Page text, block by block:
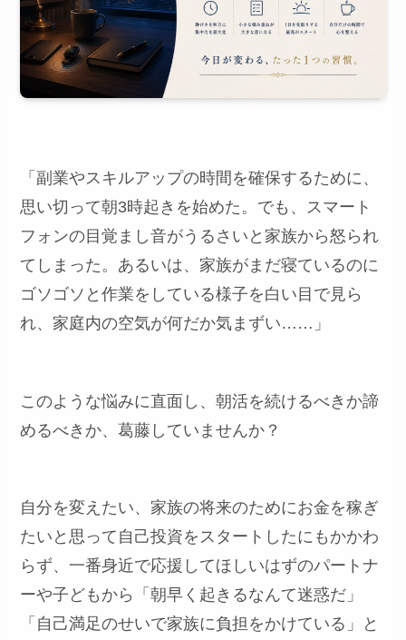
「副業やスキルアップの時間を確保するために、
思い切って朝3時起きを始めた。でも、スマート
フォンの目覚まし音がうるさいと家族から怒られ
てしまった。あるいは、家族がまだ寝ているのに
ゴソゴソと作業をしている様子を白い目で見ら
れ、家庭内の空気が何だか気まずい……」
このような悩みに直面し、朝活を続けるべきか諦
めるべきか、葛藤していませんか？
自分を変えたい、家族の将来のためにお金を稼ぎ
たいと思って自己投資をスタートしたにもかかわ
らず、一番身近で応援してほしいはずのパートナ
ーや子どもから「朝早く起きるなんて迷惑だ」
「自己満足のせいで家族に負担をかけている」と